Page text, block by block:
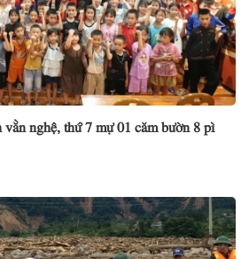
nghệ, thứ 7 mự 01 căm bườn 8 pì